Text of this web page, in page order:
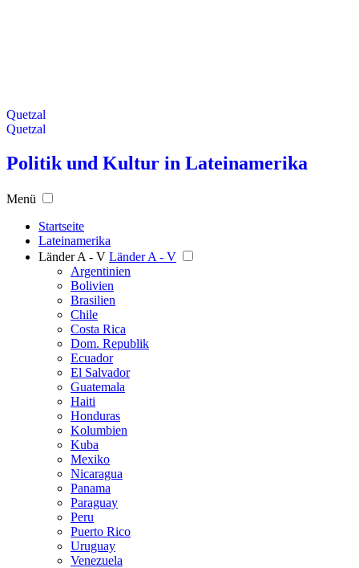
Quetzal
Quetzal
Politik und Kultur in Lateinamerika
Menü
Startseite
Lateinamerika
Länder A - V Länder A - V
Argentinien
Bolivien
Brasilien
Chile
Costa Rica
Dom. Republik
Ecuador
El Salvador
Guatemala
Haiti
Honduras
Kolumbien
Kuba
Mexiko
Nicaragua
Panama
Paraguay
Peru
Puerto Rico
Uruguay
Venezuela